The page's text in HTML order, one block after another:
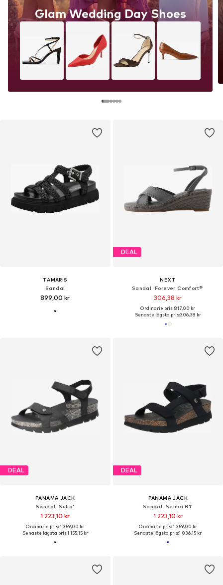
Glam Wedding Day Shoes
TAMARIS
Sandal
899,00 kr
DEAL
NEXT
Sandal 'Forever Comfort®'
306,38 kr
Ordinarie pris: 817,00 kr
Senaste lägsta pris:306,38 kr
DEAL
PANAMA JACK
Sandal 'Sulia'
1 223,10 kr
Ordinarie pris: 1 359,00 kr
Senaste lägsta pris:1 155,15 kr
DEAL
PANAMA JACK
Sandal 'Selma B1'
1 223,10 kr
Ordinarie pris: 1 359,00 kr
Senaste lägsta pris:1 036,15 kr